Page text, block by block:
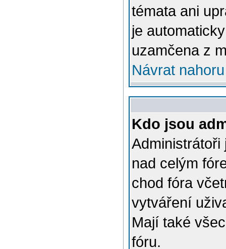
témata ani
je
uzamčena z
Návrat nahoru
Kdo jsou
nad celým
chod fóra
vytváření
Mají také
fóru.